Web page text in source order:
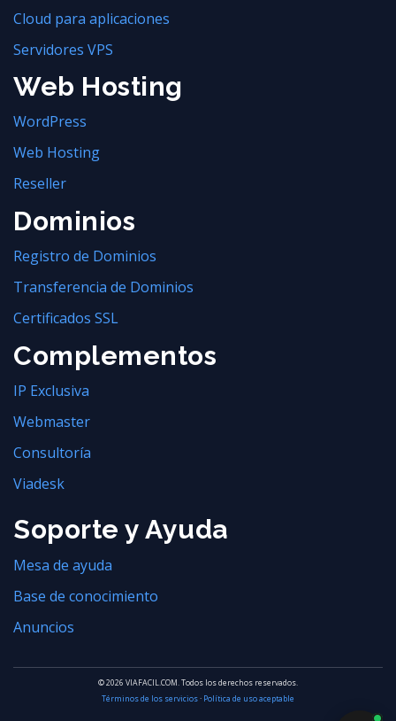
Cloud para aplicaciones
Servidores VPS
Web Hosting
WordPress
Web Hosting
Reseller
Dominios
Registro de Dominios
Transferencia de Dominios
Certificados SSL
Complementos
IP Exclusiva
Webmaster
Consultoría
Viadesk
Soporte y Ayuda
Mesa de ayuda
Base de conocimiento
Anuncios
© 2026 VIAFACIL.COM. Todos los derechos reservados.
Términos de los servicios· Política de uso aceptable